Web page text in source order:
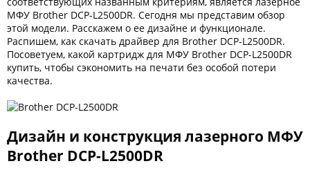
Kodak
Konica Minolta
Kyocera
Lexmark
OKI
Panasonic
Ricoh
МФУ Brother DCP-L2500DR. Сегодня мы представим обзор
этой модели. Расскажем о ее дизайне и функционале.
Распишем, как скачать драйвер для Brother DCP-L2500DR.
Посоветуем, какой картридж для МФУ Brother DCP-L2500DR
купить, чтобы сэкономить на печати без особой потери
качества.
Дизайн и конструкция лазерного МФУ
Brother DCP-L2500DR